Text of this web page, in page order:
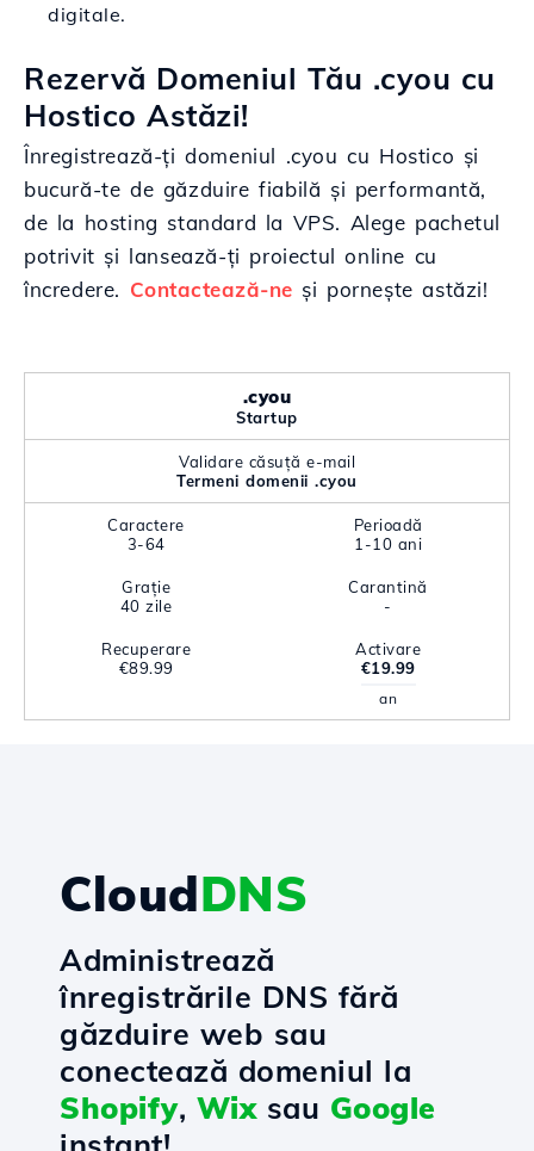
digitale.
Rezervă Domeniul Tău .cyou cu
Hostico Astăzi!
Înregistrează-ți domeniul .cyou cu Hostico și
bucură-te de găzduire fiabilă și performantă,
de la hosting standard la VPS. Alege pachetul
potrivit și lansează-ți proiectul online cu
încredere. Contactează-ne și pornește astăzi!
.cyou
Startup
Validare căsuță e-mail
Termeni domenii .cyou
Caractere
3-64
Perioadă
1-10 ani
Grație
40 zile
Carantină
-
Recuperare
€89.99
Activare
€19.99
an
CloudDNS
Administrează
înregistrările DNS fără
găzduire web sau
conectează domeniul la
Shopify, Wixsau Google